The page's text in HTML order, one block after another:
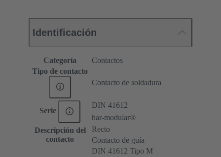
Identificación
Categoría
Contactos
Tipo de contacto
Contacto de soldadura
Serie
DIN 41612
har-modular®
Descripción del
contacto
Recto
Contacto de guía
DIN 41612 Tipo M